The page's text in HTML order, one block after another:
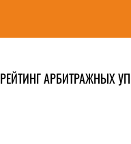
РЕЙТИНГ АРБИТРАЖНЫХ